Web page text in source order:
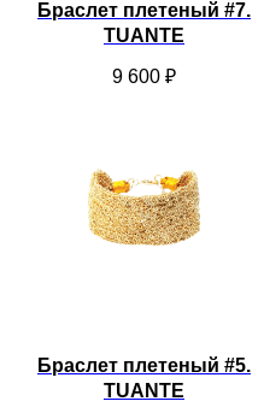
Браслет плетеный #7.
TUANTE
9 600 ₽
Браслет плетеный #5.
TUANTE